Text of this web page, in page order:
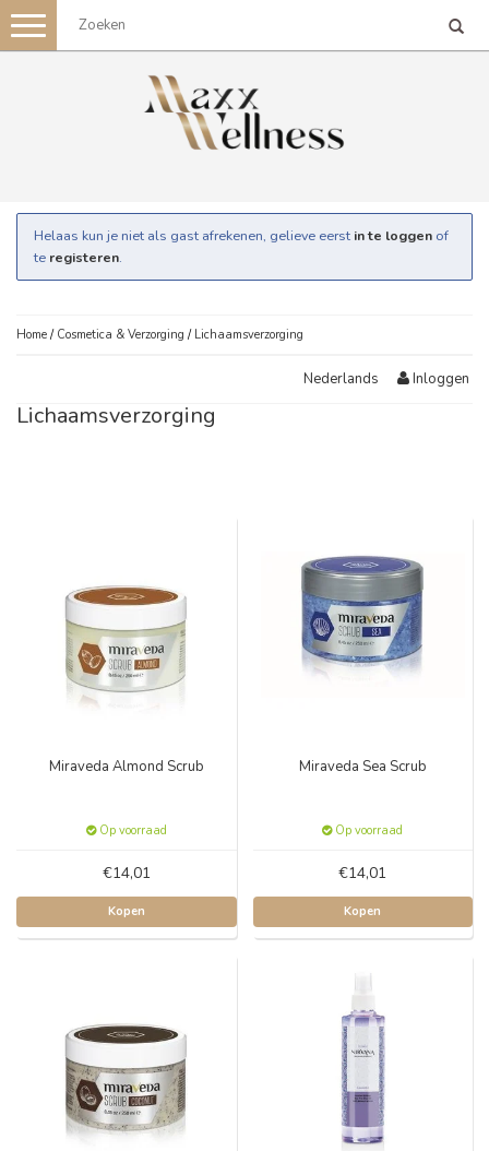
Toggle
navigation
Helaas kun je niet als gast afrekenen, gelieve eerst in te loggen of
te registeren.
Home / Cosmetica & Verzorging / Lichaamsverzorging
Nederlands Inloggen
Lichaamsverzorging
Miraveda Almond Scrub
Op voorraad
€14,01
Kopen
Miraveda Sea Scrub
Op voorraad
€14,01
Kopen